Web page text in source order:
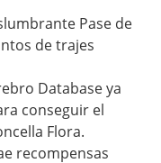
Pase de
de trajes
Database ya
conseguir el
Flora.
recompensas